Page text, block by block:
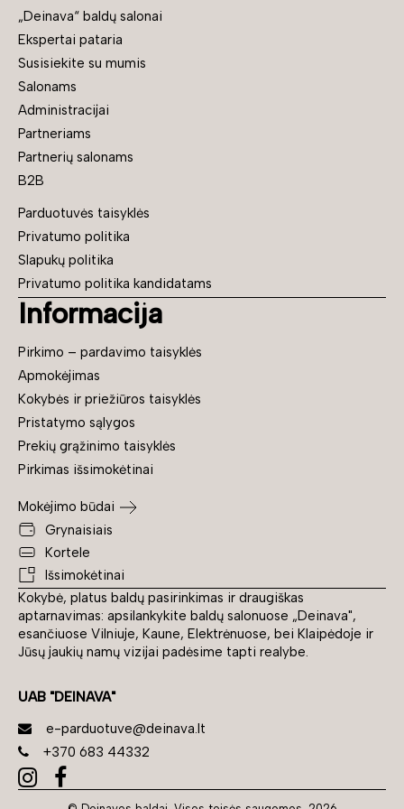
Kokybė, platus baldų pasirinkimas ir draugiškas
aptarnavimas: apsilankykite baldų salonuose „Deinava",
esančiuose Vilniuje, Kaune, Elektrėnuose, bei Klaipėdoje ir
Jūsų jaukių namų vizijai padėsime tapti realybe.
UAB "DEINAVA"
e-parduotuve@deinava.lt
+370 683 44332
„Deinava“ baldų salonai
Ekspertai pataria
Susisiekite su mumis
Salonams
Administracijai
Partneriams
Partnerių salonams
B2B
Parduotuvės taisyklės
Privatumo politika
Slapukų politika
Privatumo politika kandidatams
Informacija
Pirkimo – pardavimo taisyklės
Apmokėjimas
Kokybės ir priežiūros taisyklės
Pristatymo sąlygos
Prekių grąžinimo taisyklės
Pirkimas išsimokėtinai
Mokėjimo būdai
Grynaisiais
Kortele
Išsimokėtinai